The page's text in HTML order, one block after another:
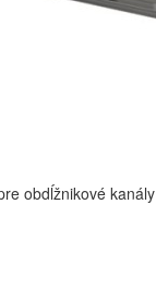
obdĺžnikové kanály